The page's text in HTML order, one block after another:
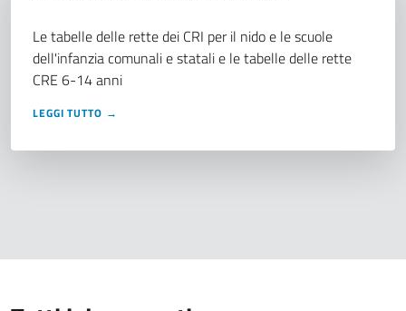
Le tabelle delle rette dei CRI per il nido e le scuole
dell'infanzia comunali e statali e le tabelle delle rette
CRE 6-14 anni
LEGGI TUTTO →